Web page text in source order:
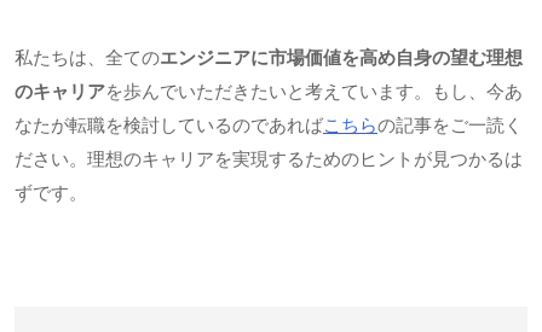
私たちは、全てのエンジニアに市場価値を高め自身の望む理想
のキャリアを歩んでいただきたいと考えています。もし、今あ
なたが転職を検討しているのであればこちらの記事をご一読く
ださい。理想のキャリアを実現するためのヒントが見つかるは
ずです。